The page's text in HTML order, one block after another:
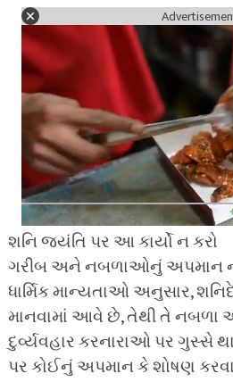
શનિ જયંતિ પર આ કાર્યો ન કરો
ગરીબ અને નબળાઓનું અપમાન
ધાર્મિક માન્યતાઓ અનુસાર,
માનવામાં આવે છે, તેથી તે નબળા
દુર્વ્યવહાર કરનારાઓ પર ગુસ્સે
પર કોઈનું અપમાન કે શોષણ